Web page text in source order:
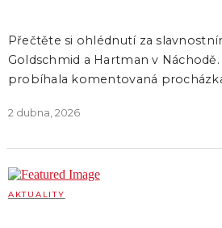
Přečtěte si ohlédnutí za
Goldschmid a Hartman v
probíhala komentovaná
2 dubna, 2026
AKTUALITY